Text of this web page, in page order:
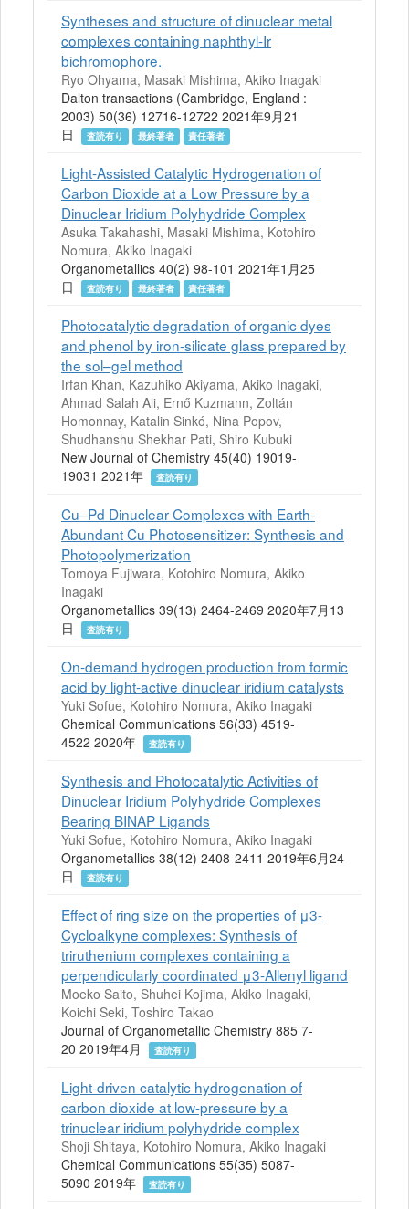
Syntheses and structure of dinuclear metal
complexes containing naphthyl-Ir
bichromophore.
Ryo Ohyama, Masaki Mishima, Akiko Inagaki
Dalton transactions (Cambridge, England :
2003) 50(36) 12716-12722 2021年9月21
日
査読有り 最終著者 責任著者
Light-Assisted Catalytic Hydrogenation of
Carbon Dioxide at a Low Pressure by a
Dinuclear Iridium Polyhydride Complex
Asuka Takahashi, Masaki Mishima, Kotohiro
Nomura, Akiko Inagaki
Organometallics 40(2) 98-101 2021年1月25
日
査読有り 最終著者 責任著者
Photocatalytic degradation of organic dyes
and phenol by iron-silicate glass prepared by
the sol–gel method
Irfan Khan, Kazuhiko Akiyama, Akiko Inagaki,
Ahmad Salah Ali, Ernő Kuzmann, Zoltán
Homonnay, Katalin Sinkó, Nina Popov,
Shudhanshu Shekhar Pati, Shiro Kubuki
New Journal of Chemistry 45(40) 19019-
19031 2021年
査読有り
Cu–Pd Dinuclear Complexes with Earth-
Abundant Cu Photosensitizer: Synthesis and
Photopolymerization
Tomoya Fujiwara, Kotohiro Nomura, Akiko
Inagaki
Organometallics 39(13) 2464-2469 2020年7月13
日
査読有り
On-demand hydrogen production from formic
acid by light-active dinuclear iridium catalysts
Yuki Sofue, Kotohiro Nomura, Akiko Inagaki
Chemical Communications 56(33) 4519-
4522 2020年
査読有り
Synthesis and Photocatalytic Activities of
Dinuclear Iridium Polyhydride Complexes
Bearing BINAP Ligands
Yuki Sofue, Kotohiro Nomura, Akiko Inagaki
Organometallics 38(12) 2408-2411 2019年6月24
日
査読有り
Effect of ring size on the properties of μ3-
Cycloalkyne complexes: Synthesis of
triruthenium complexes containing a
perpendicularly coordinated μ3-Allenyl ligand
Moeko Saito, Shuhei Kojima, Akiko Inagaki,
Koichi Seki, Toshiro Takao
Journal of Organometallic Chemistry 885 7-
20 2019年4月
査読有り
Light-driven catalytic hydrogenation of
carbon dioxide at low-pressure by a
trinuclear iridium polyhydride complex
Shoji Shitaya, Kotohiro Nomura, Akiko Inagaki
Chemical Communications 55(35) 5087-
5090 2019年
査読有り